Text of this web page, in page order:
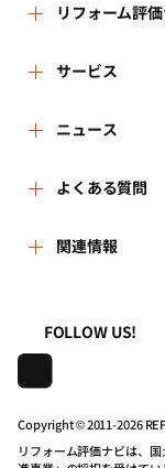
リフォーム評
リフォーム評価ナ
運営体制
はじめての方へ
事務局へのお問い
リフォーム会社一
住宅関連機関リ
サービス
リフォーム会社を
リフォーム事例を
リフォームを相談
動画で学べるリ
マイページの活用
ニュース
新着情報
講習会・セミナー
よくある質問
よくある質問
プライバシーポリ
動作推奨環境に
関連情報
FOLLOW US!
Copyright © 2011-2026
リフォーム評価ナビは、